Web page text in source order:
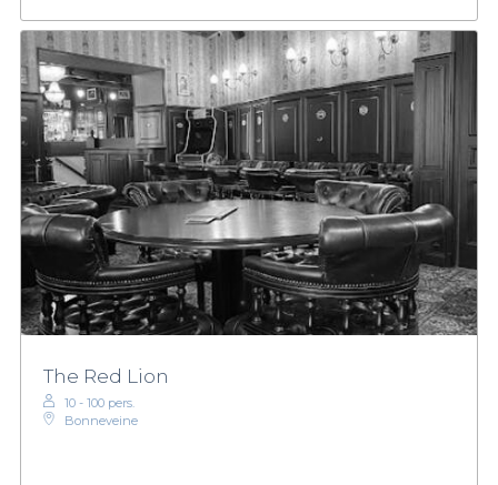
The Red Lion
10 - 100 pers.
Bonneveine